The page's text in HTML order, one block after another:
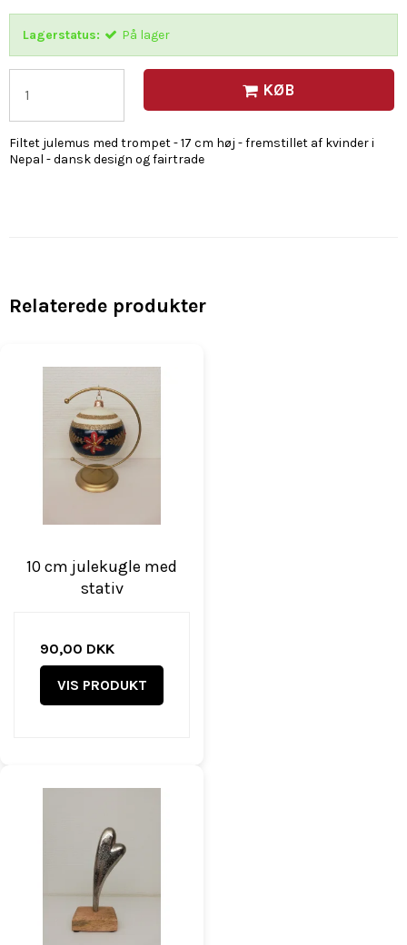
Lagerstatus: På lager
KØB
Filtet julemus med trompet - 17 cm høj - fremstillet af kvinder i
Nepal - dansk design og fairtrade
Relaterede produkter
10 cm julekugle med
stativ
90,00 DKK
VIS PRODUKT